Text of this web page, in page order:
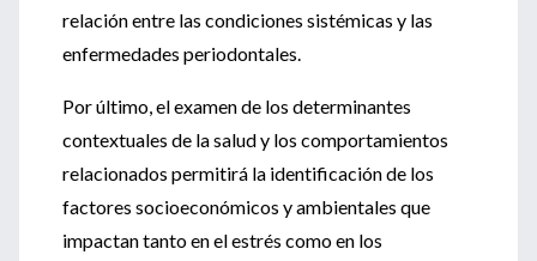
relación entre las condiciones sistémicas y las
enfermedades periodontales.
Por último, el examen de los determinantes
contextuales de la salud y los comportamientos
relacionados permitirá la identificación de los
factores socioeconómicos y ambientales que
impactan tanto en el estrés como en los